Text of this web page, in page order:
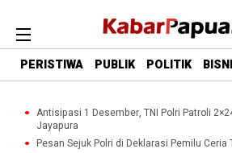
PERISTIWA PUBLIK POLITIK
Antisipasi 1 Desember, TNI Polri Patroli
Jayapura
Pesan Sejuk Polri di Deklarasi Pemilu Ceria